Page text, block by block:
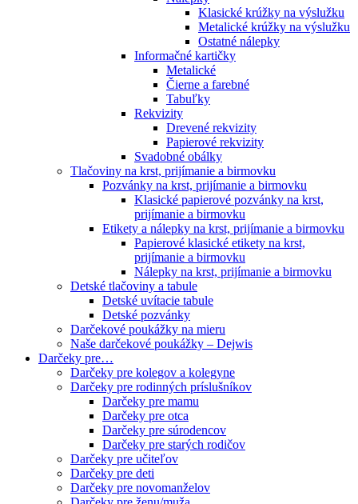
Klasické krúžky na výslužku
Metalické krúžky na výslužku
Ostatné nálepky
Informačné kartičky
Metalické
Čierne a farebné
Tabuľky
Rekvizity
Drevené rekvizity
Papierové rekvizity
Svadobné obálky
Tlačoviny na krst, prijímanie a birmovku
Pozvánky na krst, prijímanie a birmovku
Klasické papierové pozvánky na krst,
prijímanie a birmovku
Etikety a nálepky na krst, prijímanie a birmovku
Papierové klasické etikety na krst,
prijímanie a birmovku
Nálepky na krst, prijímanie a birmovku
Detské tlačoviny a tabule
Detské uvítacie tabule
Detské pozvánky
Darčekové poukážky na mieru
Naše darčekové poukážky – Dejwis
Darčeky pre…
Darčeky pre kolegov a kolegyne
Darčeky pre rodinných príslušníkov
Darčeky pre mamu
Darčeky pre otca
Darčeky pre súrodencov
Darčeky pre starých rodičov
Darčeky pre učiteľov
Darčeky pre deti
Darčeky pre novomanželov